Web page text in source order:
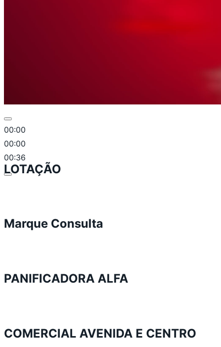
00:00
00:00
00:36
LOTAÇÃO
Marque Consulta
PANIFICADORA ALFA
COMERCIAL AVENIDA E CENTRO